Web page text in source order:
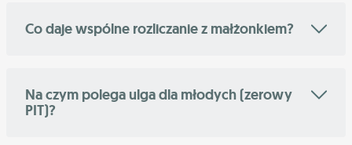
Co daje wspólne rozliczanie z małżonkiem?
Na czym polega ulga dla młodych (zerowy
PIT)?